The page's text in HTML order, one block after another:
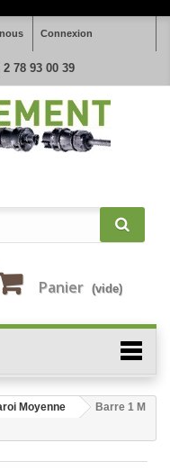
Connexion
2 78 93 00 39
Panier (vide)
Moyenne
Barre 1 M